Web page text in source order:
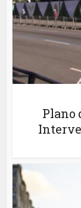
Plano